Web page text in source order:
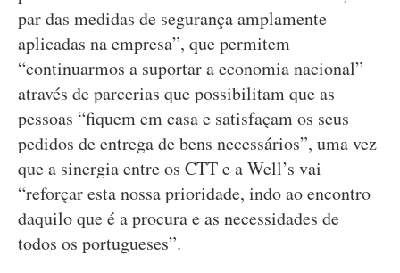
par das medidas de segurança amplamente
aplicadas na empresa”, que permitem
“continuarmos a suportar a economia nacional”
através de parcerias que possibilitam que as
pessoas “fiquem em casa e satisfaçam os seus
pedidos de entrega de bens necessários”, uma vez
que a sinergia entre os CTT e a Well’s vai
“reforçar esta nossa prioridade, indo ao encontro
daquilo que é a procura e as necessidades de
todos os portugueses”.